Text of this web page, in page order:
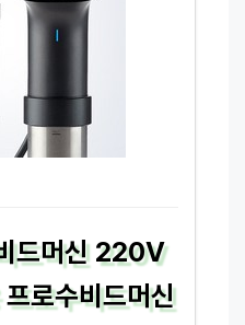
드머신 220V
로수비드머신